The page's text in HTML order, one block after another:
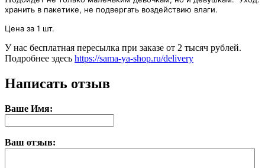
хранить в пакетике, не подвергать воздействию влаги.
Цена за 1 шт.
У нас бесплатная пересылка при заказе от 2 тысяч рублей.
Подробнее здесь https://sama-ya-shop.ru/delivery
Написать отзыв
Ваше Имя:
Ваш отзыв: